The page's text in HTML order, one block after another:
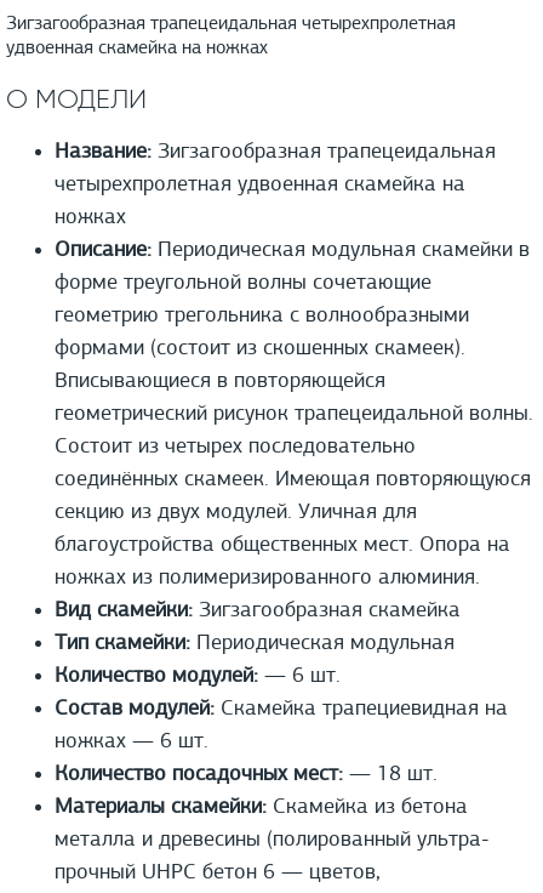
Зигзагообразная трапецеидальная четырехпролетная
удвоенная скамейка на ножках
О МОДЕЛИ
Название: Зигзагообразная трапецеидальная
четырехпролетная удвоенная скамейка на
ножках
Описание: Периодическая модульная скамейки в
форме треугольной волны сочетающие
геометрию трегольника с волнообразными
формами (состоит из скошенных скамеек).
Вписывающиеся в повторяющейся
геометрический рисунок трапецеидальной волны.
Состоит из четырех последовательно
соединённых скамеек. Имеющая повторяющуюся
секцию из двух модулей. Уличная для
благоустройства общественных мест. Опора на
ножках из полимеризированного алюминия.
Вид скамейки: Зигзагообразная скамейка
Тип скамейки: Периодическая модульная
Количество модулей: — 6 шт.
Состав модулей: Скамейка трапециевидная на
ножках — 6 шт.
Количество посадочных мест: — 18 шт.
Материалы скамейки: Скамейка из бетона
металла и древесины (полированный ультра-
прочный UHPС бетон 6 — цветов,